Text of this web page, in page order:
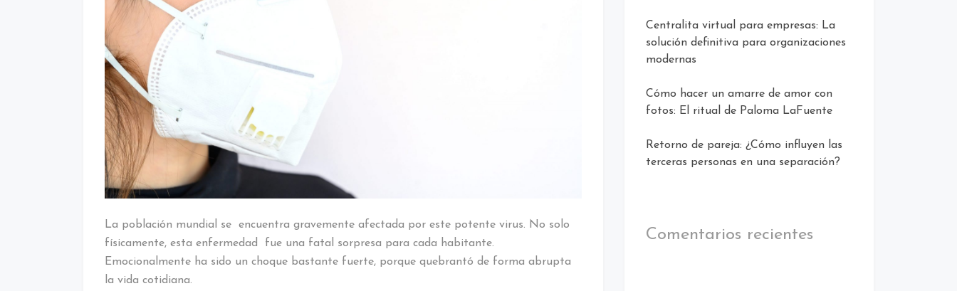
La población mundial se encuentra gravemente afectada por este potente virus. No solo
físicamente, esta enfermedad fue una fatal sorpresa para cada habitante.
Emocionalmente ha sido un choque bastante fuerte, porque quebrantó de forma abrupta
la vida cotidiana.
Centralita virtual para empresas: La
solución definitiva para organizaciones
modernas
Cómo hacer un amarre de amor con
fotos: El ritual de Paloma LaFuente
Retorno de pareja: ¿Cómo influyen las
terceras personas en una separación?
Comentarios recientes